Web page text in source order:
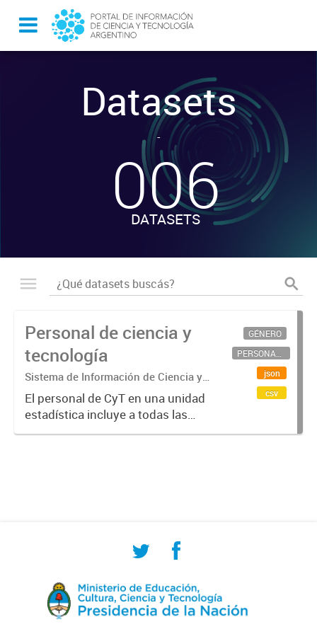
Datasets
-
006
DATASETS
Personal de ciencia y
tecnología
Sistema de Información de Ciencia y
Tecnología Argentino (SICYTAR)
El personal de CyT en una unidad
estadística incluye a todas las
personas involucradas
GÉNERO
PERSONAL CIENTÍFICO-TECNOLÓGICO
json
csv